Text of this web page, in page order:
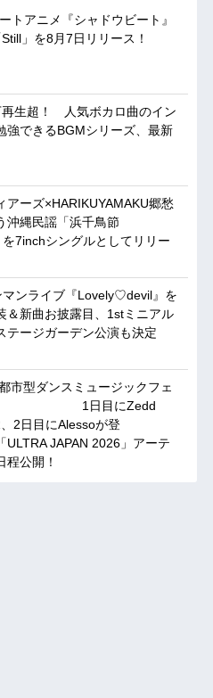
トアニメ『シャドウビート』
」を8月7日リリース！
再生超！ 人気ボカロ曲のイン
強できるBGMシリーズ、最新
アーズ×HARIKUYAMAKU郷愁
沖縄民謡「浜千鳥節
7inchシングルとしてリリー
マンライブ『Lovely♡devil』を
＆新曲お披露目、1stミニアル
テージガーデン公演も決定
市型ダンスミュージックフェ
ル 1日目にZedd
2日目にAlessoが登
JAPAN 2026」アーテ
程公開！